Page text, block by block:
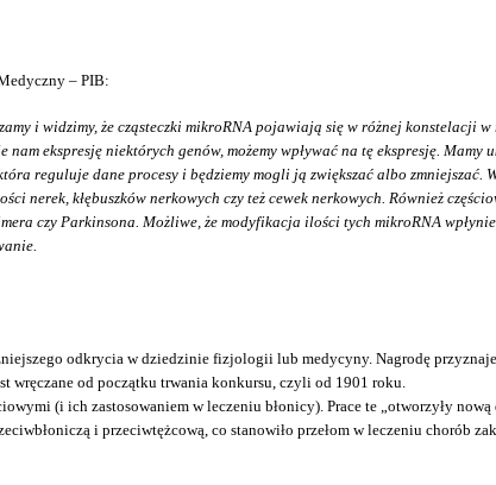
– PIB:
i widzimy, że cząsteczki mikroRNA pojawiają się w różnej konstelacji
ekspresję niektórych genów, możemy wpływać na tę ekspresję.
reguluje dane procesy i będziemy mogli ją zwiększać albo zmniejszać.
nerek, kłębuszków nerkowych czy też cewek nerkowych. Również
czy Parkinsona. Możliwe, że modyfikacja ilości tych mikroRNA
odkrycia w dziedzinie fizjologii lub medycyny. Nagrodę
wręczane od początku trwania konkursu, czyli od 1901 roku.
(i ich zastosowaniem w leczeniu błonicy). Prace te „otworzyły
i przeciwtężcową, co stanowiło przełom w leczeniu chorób